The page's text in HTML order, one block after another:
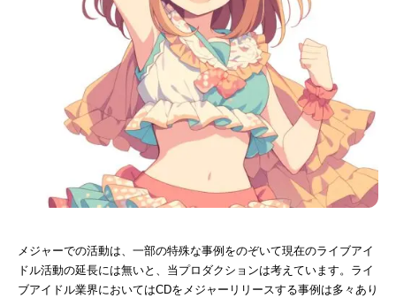
メジャーでの活動は、一部の特殊な事例をのぞいて現在のライブアイ
ドル活動の延長には無いと、当プロダクションは考えています。ライ
ブアイドル業界においてはCDをメジャーリリースする事例は多々あり